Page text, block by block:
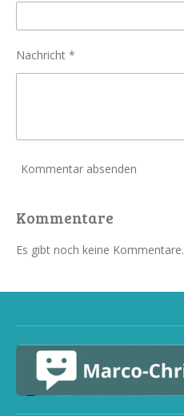
Nachricht *
Kommentar absenden
Kommentare
Es gibt noch keine Kommentare.